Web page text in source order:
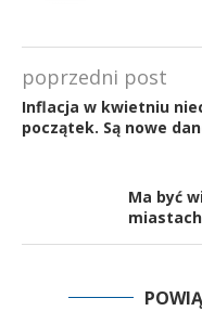
poprzedni post
Inflacja w kwietniu
początek. Są nowe
Ma być